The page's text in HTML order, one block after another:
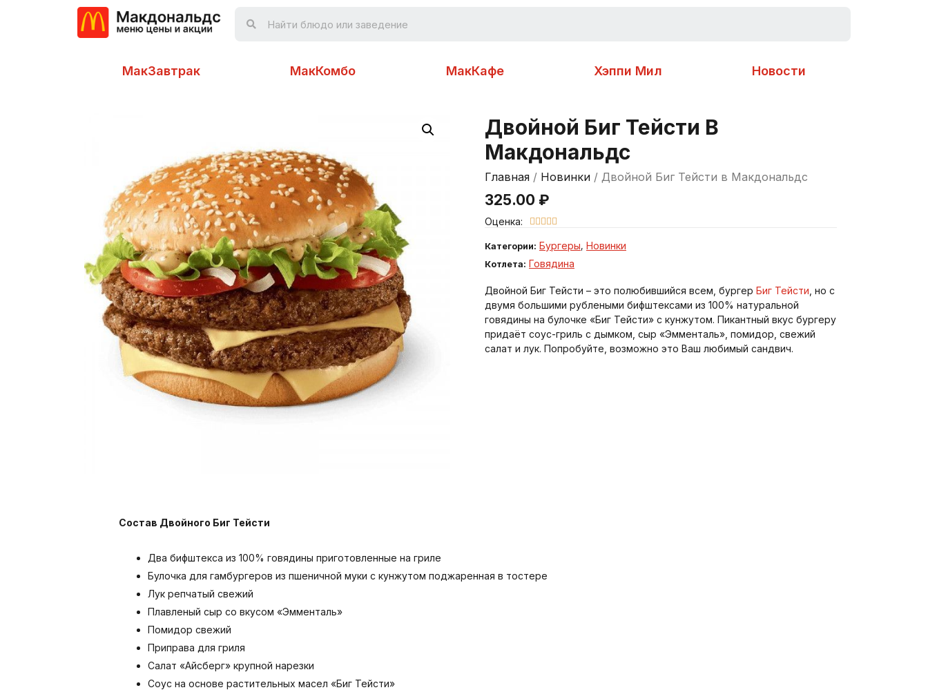
МакЗавтрак МакКомбо МакКафе Хэппи Мил Новости
Двойной Биг Тейсти В
Макдональдс
Главная / Новинки / Двойной Биг Тейсти в Макдональдс
325.00 ₽
Оценка:     
Категории: Бургеры, Новинки
Котлета: Говядина
Двойной Биг Тейсти – это полюбившийся всем, бургер Биг Тейсти , но с
двумя большими рублеными бифштексами из 100% натуральной
говядины на булочке «Биг Тейсти» с кунжутом. Пикантный вкус бургеру
придаёт соус-гриль с дымком, сыр «Эмменталь», помидор, свежий
салат и лук. Попробуйте, возможно это Ваш любимый сандвич.
Состав Двойного Биг Тейсти
Два бифштекса из 100% говядины приготовленные на гриле
Булочка для гамбургеров из пшеничной муки с кунжутом поджаренная в тостере
Лук репчатый свежий
Плавленый сыр со вкусом «Эмменталь»
Помидор свежий
Приправа для гриля
Салат «Айсберг» крупной нарезки
Соус на основе растительных масел «Биг Тейсти»